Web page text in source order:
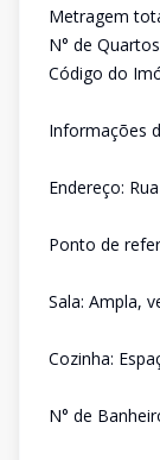
Metragem
N° de
Código do
Informações
Endereço:
Ponto de
Sala: Ampla,
Cozinha:
N° de